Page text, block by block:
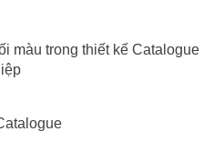
màu trong thiết kế Catalogue